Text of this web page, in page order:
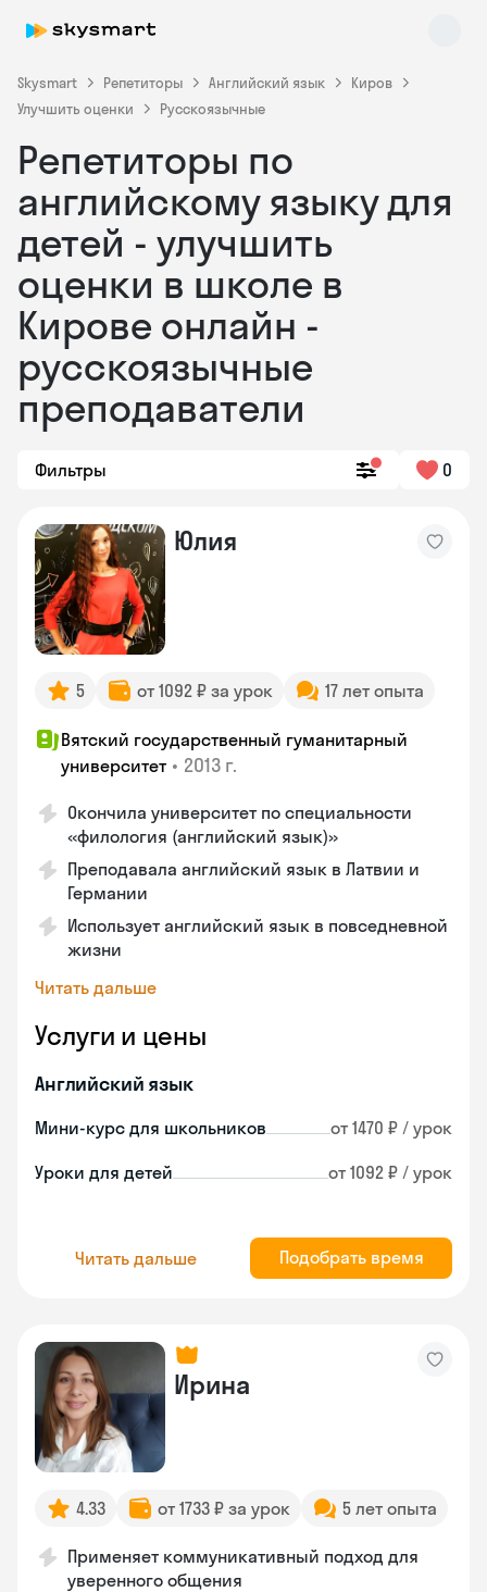
Skysmart Репетиторы Английский язык
Киров
Улучшить оценки
Русскоязычные
Репетиторы по
английскому языку для
детей - улучшить
оценки в школе в
Кирове онлайн -
русскоязычные
преподаватели
Фильтры 0
Юлия
5 от 1092 ₽ за урок 17 лет опыта
Вятский государственный гуманитарный
университет • 2013 г.
Окончила университет по специальности
«филология (английский язык)»
Преподавала английский язык в Латвии и
Германии
Использует английский язык в повседневной
жизни
Читать дальше
Услуги и цены
Английский язык
Мини-курс для школьников от 1470 ₽ / урок
Уроки для детей от 1092 ₽ / урок
Читать дальше Подобрать время
Ирина
4.33 от 1733 ₽ за урок 5 лет опыта
Применяет коммуникативный подход для
уверенного общения
Skysmart Chat